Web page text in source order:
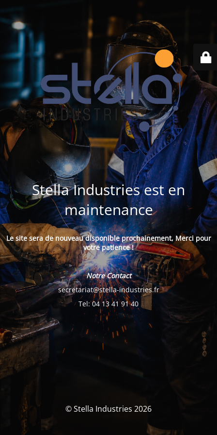
Stella Industries est en
maintenance
Le site sera de nouveau disponible prochainement, Merci pour
votre patience !
Notre Contact
secretariat@stella-industries.fr
Tel: 04 13 41 91 40
© Stella Industries 2026